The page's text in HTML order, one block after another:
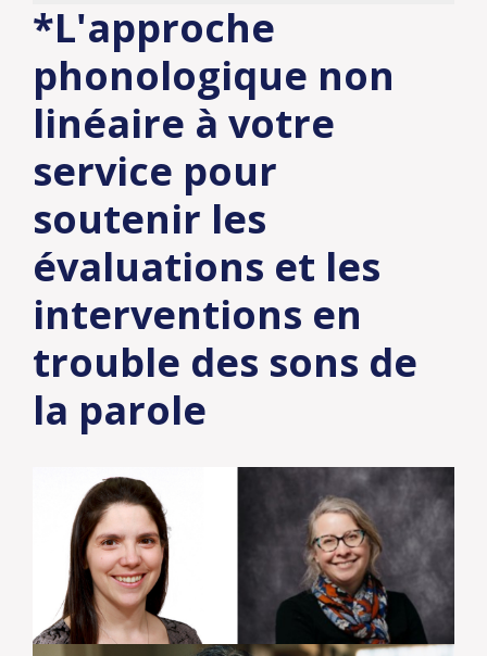
*L'approche
phonologique non
linéaire à votre
service pour
soutenir les
évaluations et les
interventions en
trouble des sons de
la parole